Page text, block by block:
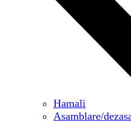
Hamali
Asamblare/